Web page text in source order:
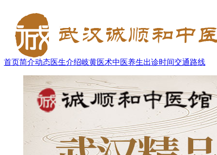
首页简介动态医生介绍岐黄医术中医养生出诊时间交通路线